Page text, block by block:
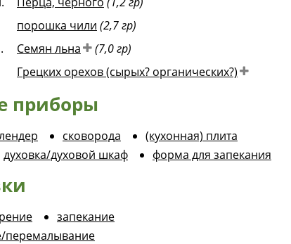
порошка чили (2,7 гр)
Семян льна
(7,0 гр)
Грецких орехов (сырых? органических?)
приборы
сковорода
(кухонная) плита
духовка/духовой шкаф форма для запекания
запекание
перемалывание